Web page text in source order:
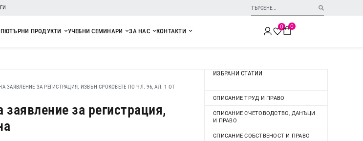
ПРОДУКТИ УЧЕБНИ СЕМИНАРИ ЗА НАС КОНТАКТИ
0 0
ЗА РЕГИСТРАЦИЯ, ИЗВЪН СРОКОВЕТЕ ПО ЧЛ. 96, АЛ. 1 ОТ
за регистрация,
ИЗБРАНИ СТАТИИ
СПИСАНИЕ ТРУД И ПРАВО
СПИСАНИЕ СЧЕТОВОДСТВО, ДАНЪЦИ
И ПРАВО
СПИСАНИЕ СОБСТВЕНОСТ И ПРАВО